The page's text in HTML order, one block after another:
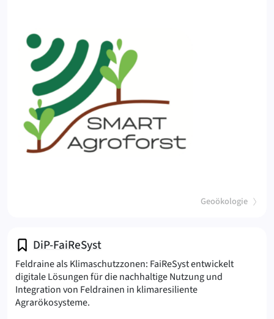
(Geoökologie)
DiP-FaiReSyst
Feldraine als Klimaschutzzonen: FaiReSyst entwickelt
digitale Lösungen für die nachhaltige Nutzung und
Integration von Feldrainen in klimaresiliente
Agrarökosysteme.